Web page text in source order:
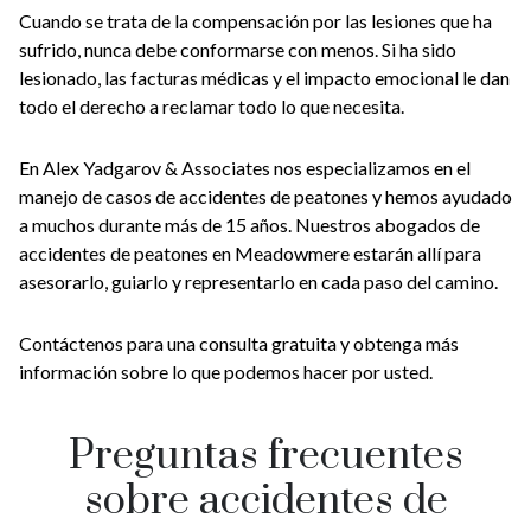
Cuando se trata de la compensación por las lesiones que ha
sufrido, nunca debe conformarse con menos. Si ha sido
lesionado, las facturas médicas y el impacto emocional le dan
todo el derecho a reclamar todo lo que necesita.
En Alex Yadgarov & Associates nos especializamos en el
manejo de casos de accidentes de peatones y hemos ayudado
a muchos durante más de 15 años. Nuestros abogados de
accidentes de peatones en Meadowmere estarán allí para
asesorarlo, guiarlo y representarlo en cada paso del camino.
Contáctenos para una consulta gratuita y obtenga más
información sobre lo que podemos hacer por usted.
Preguntas frecuentes
sobre accidentes de